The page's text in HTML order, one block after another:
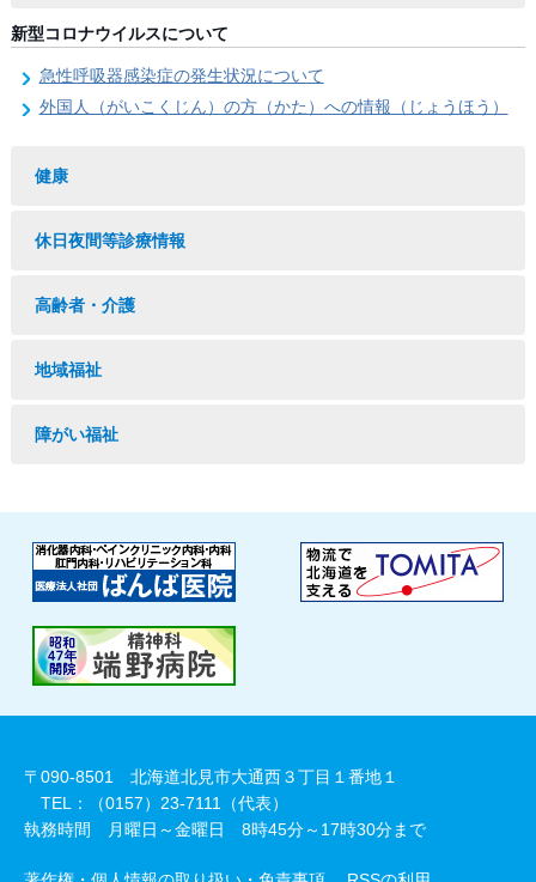
新型コロナウイルスについて
急性呼吸器感染症の発生状況について
外国人（がいこくじん）の方（かた）への情報（じょうほう）
健康
休日夜間等診療情報
高齢者・介護
地域福祉
障がい福祉
〒090-8501 北海道北見市大通西３丁目１番地１
TEL：（0157）23-7111（代表）
執務時間 月曜日～金曜日 8時45分～17時30分まで